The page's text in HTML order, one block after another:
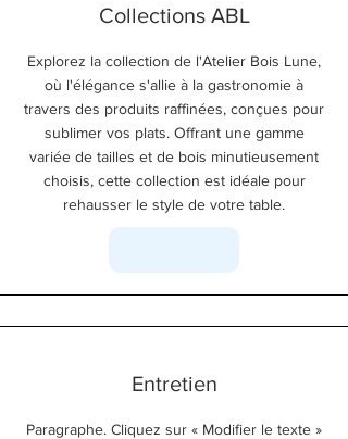
Collections ABL
Explorez la collection de l'Atelier Bois Lune,
où l'élégance s'allie à la gastronomie à
travers des produits raffinées, conçues pour
sublimer vos plats. Offrant une gamme
variée de tailles et de bois minutieusement
choisis, cette collection est idéale pour
rehausser le style de votre table.
Entretien
Paragraphe. Cliquez sur « Modifier le texte »